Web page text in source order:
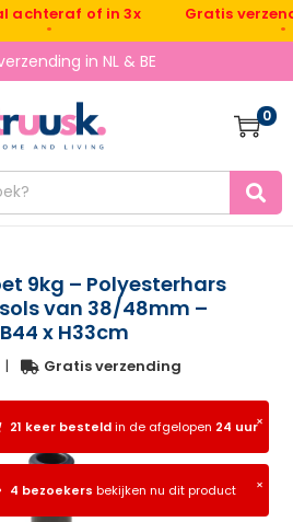
of in 3x Gratis verzending
in NL & BE
0
9kg – Polyesterhars
van 38/48mm –
x H33cm
| Gratis verzending
×
21 keer besteldin de afgelopen 24 uur
×
4 bezoekers bekijken nu dit product